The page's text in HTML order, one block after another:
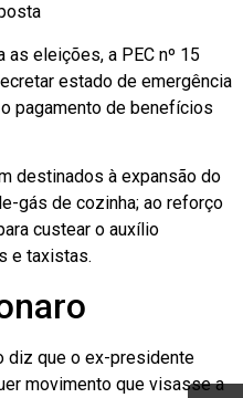
as eleições, a PEC nº 15
estado de emergência
pagamento de benefícios
destinados à expansão do
gás de cozinha; ao reforço
custear o auxílio
e taxistas.
diz que o ex-presidente
movimento que visasse a